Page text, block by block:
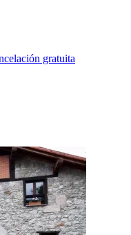
gratuita